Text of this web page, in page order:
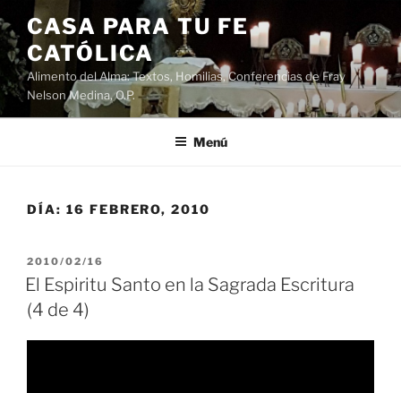
Saltar
al
contenido
CASA PARA TU FE
CATÓLICA
Alimento del Alma: Textos, Homilias, Conferencias de Fray
Nelson Medina, O.P.
Menú
DÍA: 16 FEBRERO, 2010
PUBLICADO
EL
2010/02/16
El Espiritu Santo en la Sagrada Escritura
(4 de 4)